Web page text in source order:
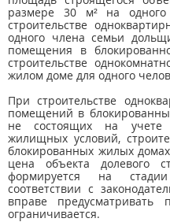
размере 30 м² на
строительстве
одного члена семьи
помещения в
строительстве
жилом доме для одного
При строительстве
помещений в
не состоящих на
жилищных условий,
блокированных жилых
цена объекта долевого
формируется на
соответствии с
вправе
ограничивается.